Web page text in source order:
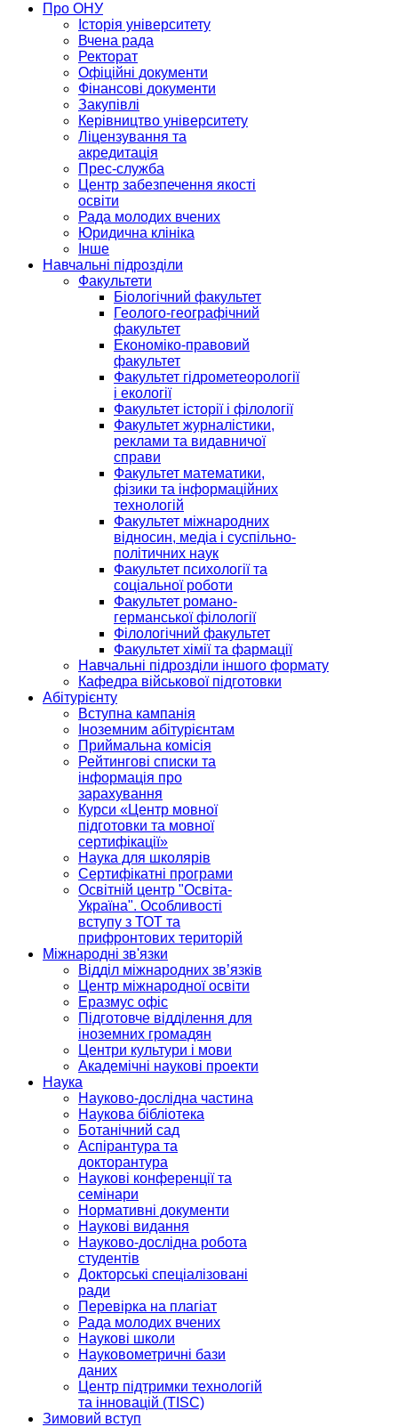
Про ОНУ
Історія університету
Вчена рада
Ректорат
Офіційні документи
Фінансові документи
Закупівлі
Керівництво університету
Ліцензування та
акредитація
Прес-служба
Центр забезпечення якості
освіти
Рада молодих вчених
Юридична клініка
Інше
Навчальні підрозділи
Факультети
Біологічний факультет
Геолого-географічний
факультет
Економіко-правовий
факультет
Факультет гідрометеорології
і екології
Факультет історії і філології
Факультет журналістики,
реклами та видавничої
справи
Факультет математики,
фізики та інформаційних
технологій
Факультет міжнародних
відносин, медіа і суспільно-
політичних наук
Факультет психології та
соціальної роботи
Факультет романо-
германської філології
Філологічний факультет
Факультет хімії та фармації
Навчальні підрозділи іншого формату
Кафедра військової підготовки
Абітурієнту
Вступна кампанія
Іноземним абітурієнтам
Приймальна комісія
Рейтингові списки та
інформація про
зарахування
Курси «Центр мовної
підготовки та мовної
сертифікації»
Наука для школярів
Сертифікатні програми
Освітній центр "Освіта-
Україна". Особливості
вступу з ТОТ та
прифронтових територій
Міжнародні зв'язки
Відділ міжнародних зв’язків
Центр міжнародної освіти
Еразмус офіс
Підготовче відділення для
іноземних громадян
Центри культури і мови
Академічні наукові проекти
Наука
Науково-дослідна частина
Наукова бібліотека
Ботанічний сад
Аспірантура та
докторантура
Наукові конференції та
семінари
Нормативні документи
Наукові видання
Науково-дослідна робота
студентів
Докторські спеціалізовані
ради
Перевірка на плагіат
Рада молодих вчених
Наукові школи
Науковометричні бази
даних
Центр підтримки технологій
та інновацій (TISC)
Зимовий вступ